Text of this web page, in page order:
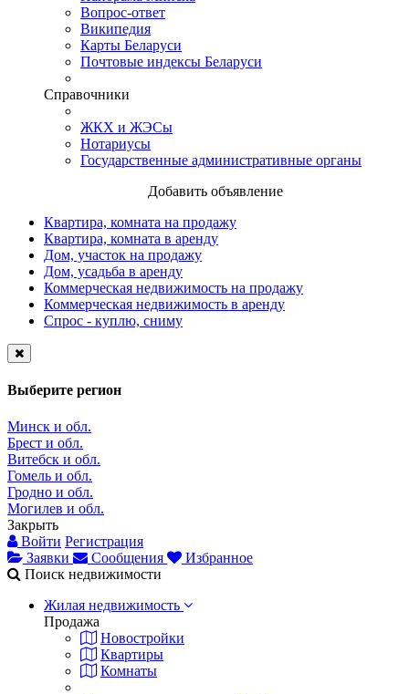
Вопрос-ответ
Википедия
Карты Беларуси
Почтовые индексы Беларуси
Справочники
ЖКХ и ЖЭСы
Нотариусы
Государственные административные органы
Добавить объявление
Квартира, комната на продажу
Квартира, комната в аренду
Дом, участок на продажу
Дом, усадьба в аренду
Коммерческая недвижимость на продажу
Коммерческая недвижимость в аренду
Спрос - куплю, сниму
Выберите регион
Минск и обл.
Брест и обл.
Витебск и обл.
Гомель и обл.
Гродно и обл.
Могилев и обл.
Закрыть
Войти Регистрация
Заявки
Сообщения
Избранное
Поиск недвижимости
Жилая недвижимость
Продажа
Новостройки
Квартиры
Комнаты